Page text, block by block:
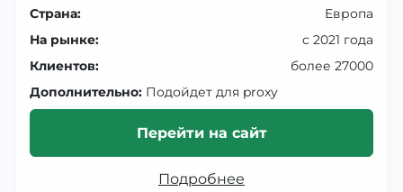
Страна:
Европа
На рынке:
с 2021 года
Клиентов:
более 27000
Дополнительно: Подойдет для proxy
Перейти на сайт
Подробнее